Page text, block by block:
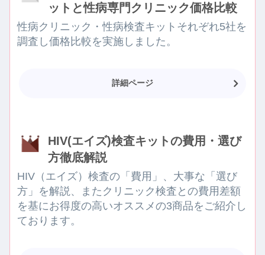
ットと性病専門クリニック価格比較
性病クリニック・性病検査キットそれぞれ5社を
調査し価格比較を実施しました。
詳細ページ
HIV(エイズ)検査キットの費用・選び
方徹底解説
HIV（エイズ）検査の「費用」、大事な「選び
方」を解説、またクリニック検査との費用差額
を基にお得度の高いオススメの3商品をご紹介し
ております。